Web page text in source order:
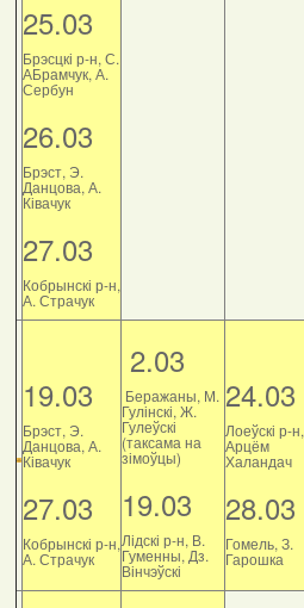
25.03
Брэсцкі р-н, С.
АБрамчук, А.
Сербун
26.03
Брэст, Э.
Данцова, А.
Ківачук
27.03
Кобрынскі р-н,
А. Страчук
19.03
Брэст, Э.
Данцова, А.
Ківачук
27.03
Кобрынскі р-н,
А. Страчук
2.03
Беражаны, М.
Гулінскі, Ж.
Гулеўскі
(таксама на
зімоўцы)
19.03
Лідскі р-н, В.
Гуменны, Дз.
Вінчэўскі
24.03
Лоеўскі р-н,
Арцём
Халандач
28.03
Гомель, З.
Гарошка